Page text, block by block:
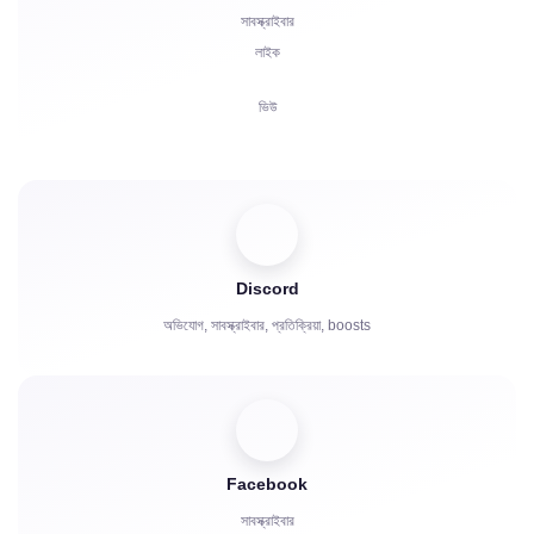
সাবস্ক্রাইবার
লাইক
ভিউ
Discord
অভিযোগ, সাবস্ক্রাইবার, প্রতিক্রিয়া, boosts
Facebook
সাবস্ক্রাইবার